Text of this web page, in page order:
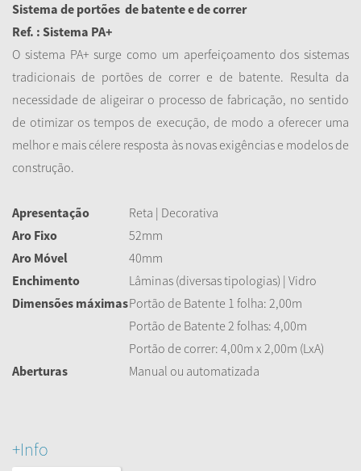
Sistema de portões de batentee de correr
Ref. : Sistema PA+
O sistema PA+ surge como um aperfeiçoamento dos sistemas
tradicionais de portões de correr e de batente. Resulta da
necessidade de aligeirar o processo de fabricação, no sentido
de otimizar os tempos de execução, de modo a oferecer uma
melhor e mais célere resposta às novas exigências e modelos de
construção.
Apresentação
Reta | Decorativa
Aro Fixo
52mm
Aro Móvel
40mm
Enchimento
Lâminas (diversas tipologias) | Vidro
Dimensões máximasPortão de Batente 1 folha: 2,00m
Portão de Batente 2 folhas: 4,00m
Portão de correr: 4,00m x 2,00m (LxA)
Aberturas
Manual ou automatizada
+Info